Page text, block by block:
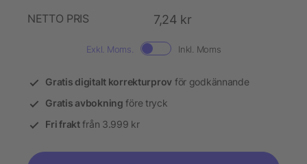
NETTO PRIS
7,24 kr
Exkl. Moms. Inkl. Moms
Gratis digitalt korrekturprov för godkännande
Gratis avbokning före tryck
Fri fraktfrån 3.999 kr